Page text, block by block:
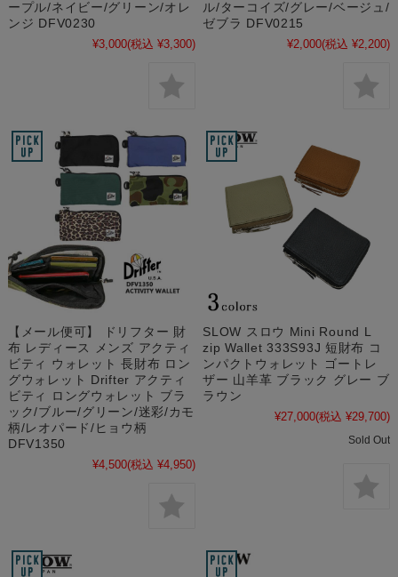
ープル/ネイビー/グリーン/オレ
ンジ DFV0230
¥3,000(税込 ¥3,300)
ル/ターコイズ/グレー/ベージュ/
ゼブラ DFV0215
¥2,000(税込 ¥2,200)
【メール便可】 ドリフター 財
布 レディース メンズ アクティ
ビティ ウォレット 長財布 ロン
グウォレット Drifter アクティ
ビティ ロングウォレット ブラ
ック/ブルー/グリーン/迷彩/カモ
柄/レオパード/ヒョウ柄
DFV1350
¥4,500(税込 ¥4,950)
SLOW スロウ Mini Round L
zip Wallet 333S93J 短財布 コ
ンパクトウォレット ゴートレ
ザー 山羊革 ブラック グレー ブ
ラウン
¥27,000(税込 ¥29,700)
Sold Out